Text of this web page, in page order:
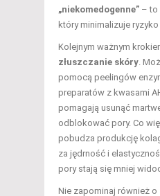
„niekomedogenne” – to
który minimalizuje
Kolejnym ważnym
złuszczanie skóry.
pomocą peelingów
preparatów z kwasami
pomagają usunąć
odblokować pory. Co
pobudza produkcję
za jędrność i
pory stają się mniej
Nie zapominaj również o